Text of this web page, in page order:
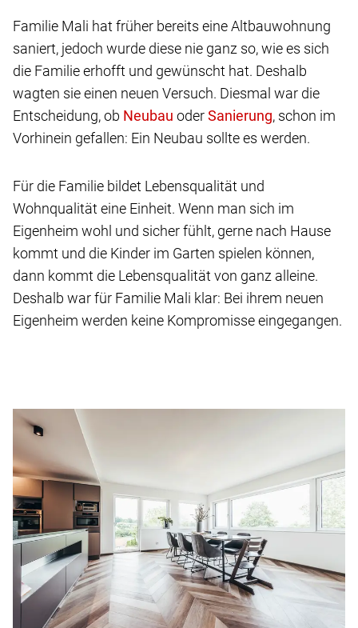
Familie Mali hat früher bereits eine Altbauwohnung
saniert, jedoch wurde diese nie ganz so, wie es sich
die Familie erhofft und gewünscht hat. Deshalb
wagten sie einen neuen Versuch. Diesmal war die
Entscheidung, ob
oder
, schon im
Vorhinein gefallen: Ein Neubau sollte es werden.
Für die Familie bildet Lebensqualität und
Wohnqualität eine Einheit. Wenn man sich im
Eigenheim wohl und sicher fühlt, gerne nach Hause
kommt und die Kinder im Garten spielen können,
dann kommt die Lebensqualität von ganz alleine.
Deshalb war für Familie Mali klar: Bei ihrem neuen
Eigenheim werden keine Kompromisse eingegangen.